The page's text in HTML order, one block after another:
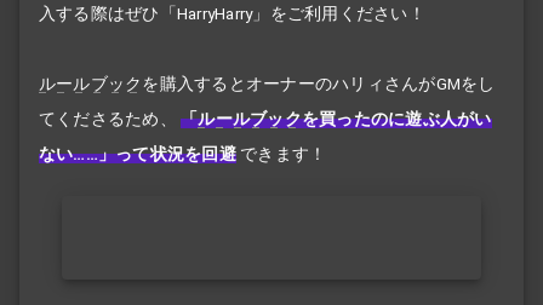
入する際はぜひ「HarryHarry」をご利用ください！
ルールブックを購入するとオーナーのハリィさんがGMをし
てくださるため、
「ルールブックを買ったのに遊ぶ人がい
ない……」って状況を回避 できます！